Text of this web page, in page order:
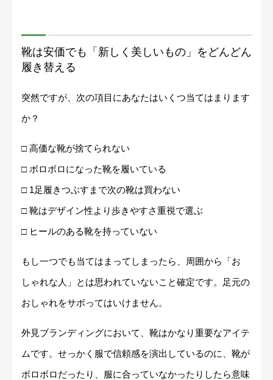
靴は安価でも「新しく美しいもの」をどんどん
履き替える
突然ですが、次の項目にあなたはいくつ当てはまります
か？
□ 高価な靴が捨てられない
□ ボロボロになった靴を履いている
□ 1足履きつぶすまで次の靴は買わない
□ 靴はデザイン性より歩きやすさ重視で選ぶ
□ ヒールのある靴を持っていない
もし一つでも当てはまってしまったら、周囲から「お
しゃれな人」とは思われていないこと確定です。足元の
おしゃれをサボってはいけません。
外見ブランディングにおいて、靴はかなり重要なアイテ
ムです。せっかく服で信頼感を演出しているのに、靴が
ボロボロだったり、服に合っていなかったりしたら意味